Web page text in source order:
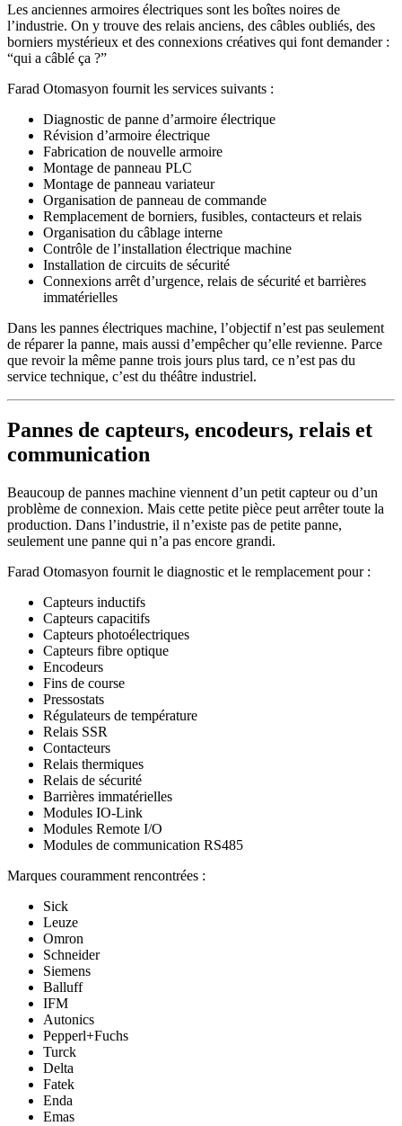
Les anciennes armoires électriques sont les boîtes noires de
l’industrie. On y trouve des relais anciens, des câbles oubliés, des
borniers mystérieux et des connexions créatives qui font demander :
“qui a câblé ça ?”
Farad Otomasyon fournit les services suivants :
Diagnostic de panne d’armoire électrique
Révision d’armoire électrique
Fabrication de nouvelle armoire
Montage de panneau PLC
Montage de panneau variateur
Organisation de panneau de commande
Remplacement de borniers, fusibles, contacteurs et relais
Organisation du câblage interne
Contrôle de l’installation électrique machine
Installation de circuits de sécurité
Connexions arrêt d’urgence, relais de sécurité et barrières
immatérielles
Dans les pannes électriques machine, l’objectif n’est pas seulement
de réparer la panne, mais aussi d’empêcher qu’elle revienne. Parce
que revoir la même panne trois jours plus tard, ce n’est pas du
service technique, c’est du théâtre industriel.
Pannes de capteurs, encodeurs, relais et
communication
Beaucoup de pannes machine viennent d’un petit capteur ou d’un
problème de connexion. Mais cette petite pièce peut arrêter toute la
production. Dans l’industrie, il n’existe pas de petite panne,
seulement une panne qui n’a pas encore grandi.
Farad Otomasyon fournit le diagnostic et le remplacement pour :
Capteurs inductifs
Capteurs capacitifs
Capteurs photoélectriques
Capteurs fibre optique
Encodeurs
Fins de course
Pressostats
Régulateurs de température
Relais SSR
Contacteurs
Relais thermiques
Relais de sécurité
Barrières immatérielles
Modules IO-Link
Modules Remote I/O
Modules de communication RS485
Marques couramment rencontrées :
Sick
Leuze
Omron
Schneider
Siemens
Balluff
IFM
Autonics
Pepperl+Fuchs
Turck
Delta
Fatek
Enda
Emas